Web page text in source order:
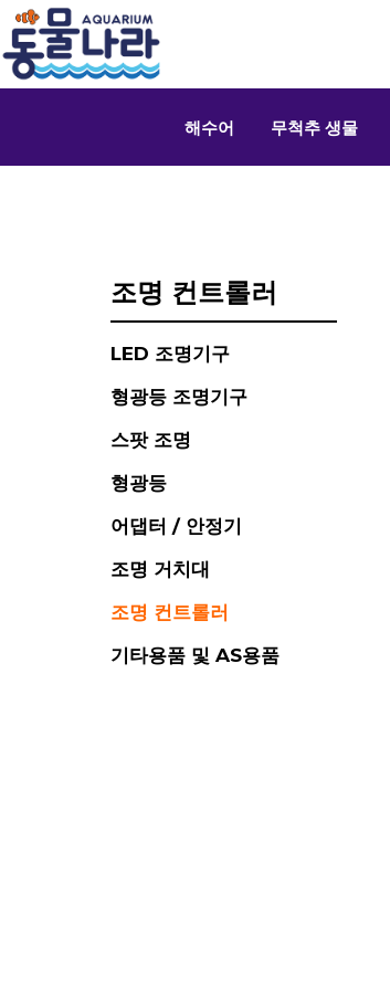
해수어 무척추 생물
조명 컨트롤러
LED 조명기구
형광등 조명기구
스팟 조명
형광등
어댑터 / 안정기
조명 거치대
조명 컨트롤러
기타용품 및 AS용품